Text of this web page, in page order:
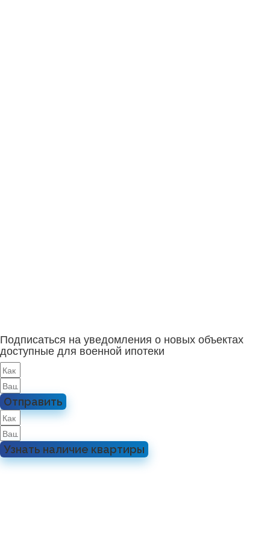
Подписаться на уведомления о новых объектах
доступные для военной ипотеки
Отправить
Узнать наличие квартиры